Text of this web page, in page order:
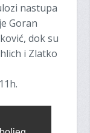
nastupa
Goran
dok su
i Zlatko